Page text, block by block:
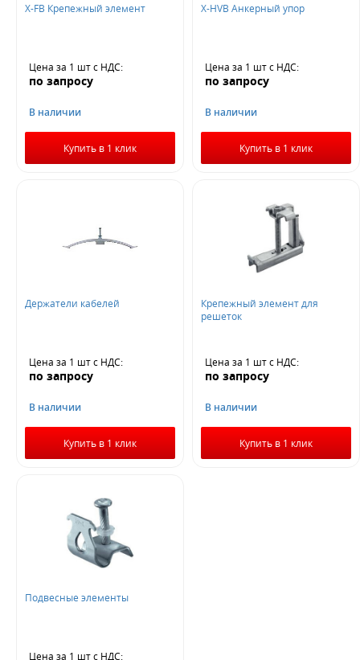
X-FB Крепежный элемент
Цена за 1 штс НДС:
по запросу
В наличии
Купить в 1 клик
X-HVB Анкерный упор
Цена за 1 штс НДС:
по запросу
В наличии
Купить в 1 клик
Держатели кабелей
Цена за 1 штс НДС:
по запросу
В наличии
Купить в 1 клик
Крепежный элемент для
решеток
Цена за 1 штс НДС:
по запросу
В наличии
Купить в 1 клик
Подвесные элементы
Цена за 1 штс НДС: